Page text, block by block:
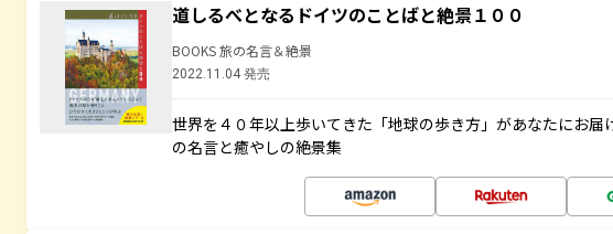
道しるべとなるドイツのことばと絶景１００
BOOKS 旅の名言＆絶景
2022.11.04 発売
世界を４０年以上歩いてきた「地球の歩き方」があなたにお届
の名言と癒やしの絶景集